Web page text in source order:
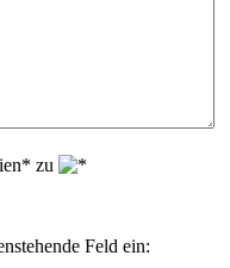
zu
Feld ein: